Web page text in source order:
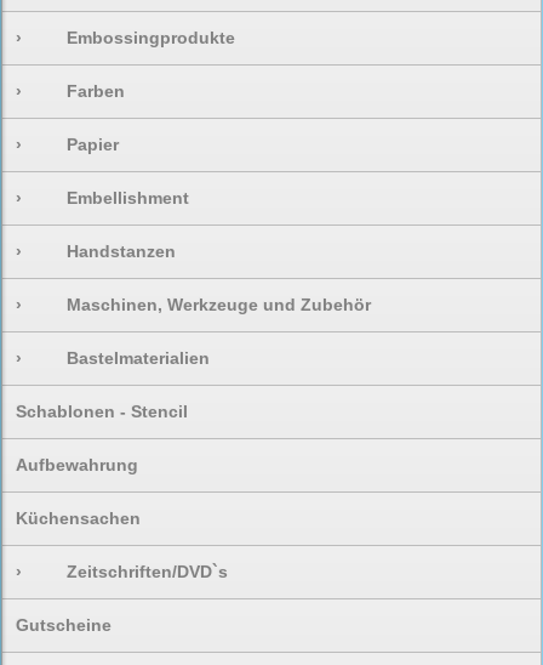
› Embossingprodukte
› Farben
› Papier
› Embellishment
› Handstanzen
› Maschinen, Werkzeuge und Zubehör
› Bastelmaterialien
Schablonen - Stencil
Aufbewahrung
Küchensachen
› Zeitschriften/DVD`s
Gutscheine